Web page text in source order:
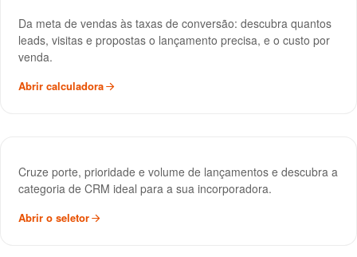
Calculadora de Funil de Vendas
Da meta de vendas às taxas de conversão: descubra quantos
leads, visitas e propostas o lançamento precisa, e o custo por
venda.
Abrir calculadora
Seletor de CRM
Cruze porte, prioridade e volume de lançamentos e descubra a
categoria de CRM ideal para a sua incorporadora.
Abrir o seletor